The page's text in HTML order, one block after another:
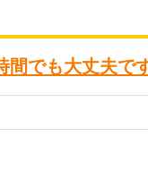
間でも大丈夫で